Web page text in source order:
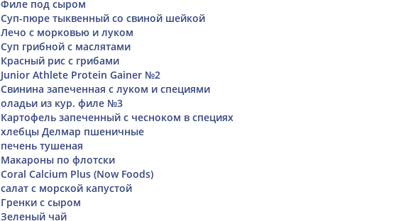
Филе под сыром
Суп-пюре тыквенный со свиной шейкой
Лечо с морковью и луком
Суп грибной с маслятами
Красный рис с грибами
Junior Athlete Protein Gainer №2
Свинина запеченная с луком и специями
оладьи из кур. филе №3
Картофель запеченный с чесноком в специях
хлебцы Делмар пшеничные
печень тушеная
Макароны по флотски
Coral Calcium Plus (Now Foods)
салат с морской капустой
Гренки с сыром
Зеленый чай